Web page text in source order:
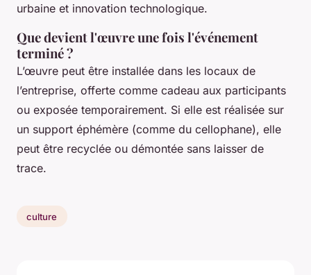
urbaine et innovation technologique.
Que devient l'œuvre une fois l'événement
terminé ?
L’œuvre peut être installée dans les locaux de
l’entreprise, offerte comme cadeau aux participants
ou exposée temporairement. Si elle est réalisée sur
un support éphémère (comme du cellophane), elle
peut être recyclée ou démontée sans laisser de
trace.
culture